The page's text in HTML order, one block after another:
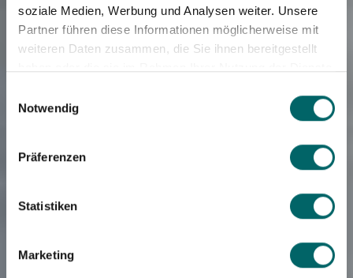
soziale Medien, Werbung und Analysen weiter. Unsere
Partner führen diese Informationen möglicherweise mit
weiteren Daten zusammen, die Sie ihnen bereitgestellt
Notwendig
Präferenzen
Statistiken
Marketing
KI Planung für Island
Wir prüfen diese auf Machbarkeit, buchen alle Leistungen